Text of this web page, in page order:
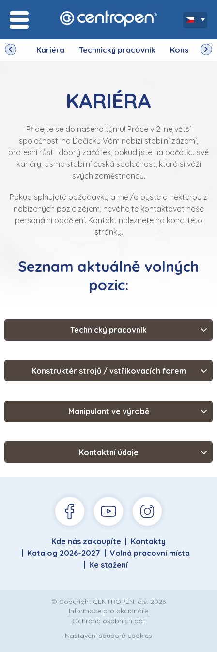
Kariéra Technický pracovník
KARIÉRA
Přidejte se do našeho týmu! Práce v 2. největší
společnosti na Dačicku Vám nabízí stabilní zázemí,
profesní růst i dobrý začátek, pokud jste na počátku své
kariéry. Jsme stabilní česká společnost, která si váží
svých zaměstnanců.
Pokud splňujete požadavky a měl/a byste o některou z
nabízených pozic zájem, neváhejte kontaktovat naše
personální oddělení. Kontakt naleznete na konci této
stránky.
Seznam aktuálně volných
pozic:
Technický pracovník
Konstruktér strojů / vstřikovacích forem
Manipulant ve výrobě
Kontaktní údaje
Kde nás zakoupíte
Kontakty
Katalog 2026-2027
Volná pracovní místa
Ke stažení
© Copyright CENTROPEN, a.s. 2026
Informace pro akcionáře
Ochrana osobních dat
Nastavení souborů cookies